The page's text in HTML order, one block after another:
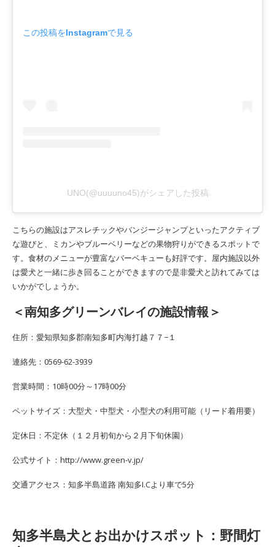
この投稿をInstagramで見る
UNO(@uuuuno45)がシェアした投稿
こちらの施設はアスレチックやバンジージャンプといったアクティブ
な遊びと、ミカンやブルーベリーなどの果物狩りができるスポットで
す。食材のメニューが豊富なバーベキューも好評です。屋内施設以外
は愛犬と一緒に歩き回ることができますので是非愛犬と訪れてみては
いかがでしょうか。
＜南知多グリーンバレイの施設情報＞
住所：愛知県知多郡南知多町内海打越７７−１
連絡先：0569-62-3939
営業時間：10時00分～17時00分
ペットサイズ：大型犬・中型犬・小型犬の利用可能（リード着用要）
定休日：不定休（１２月初旬から２月下旬休園）
公式サイト：http://www.green-v.jp/
交通アクセス：知多半島道路 南知多I.Cより車で5分
知多半島犬とお出かけスポット：野間灯